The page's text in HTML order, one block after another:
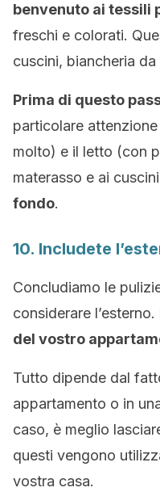
benvenuto ai tessili
freschi e colorati.
cuscini, biancheria
Prima di questo
particolare
molto) e il letto (con
materasso e ai
fondo.
10. Includete
Concludiamo le
considerare l’esterno.
del vostro
Tutto dipende dal
appartamento o in
caso, è meglio
questi vengono
vostra casa.